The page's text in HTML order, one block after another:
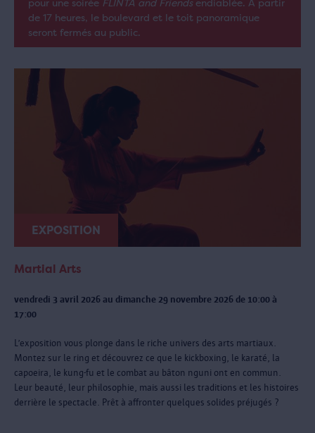
pour une soirée FLINTA and Friends endiablée. À partir
de 17 heures, le boulevard et le toit panoramique
seront fermés au public.
EXPOSITION
Martial Arts
vendredi 3 avril 2026 au dimanche 29 novembre 2026 de 10:00 à
17:00
L’exposition vous plonge dans le riche univers des arts martiaux.
Montez sur le ring et découvrez ce que le kickboxing, le karaté, la
capoeira, le kung-fu et le combat au bâton nguni ont en commun.
Leur beauté, leur philosophie, mais aussi les traditions et les histoires
derrière le spectacle. Prêt à affronter quelques solides préjugés ?